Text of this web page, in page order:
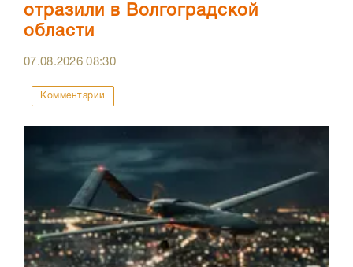
отразили в Волгоградской
области
07.08.202608:30
Комментарии